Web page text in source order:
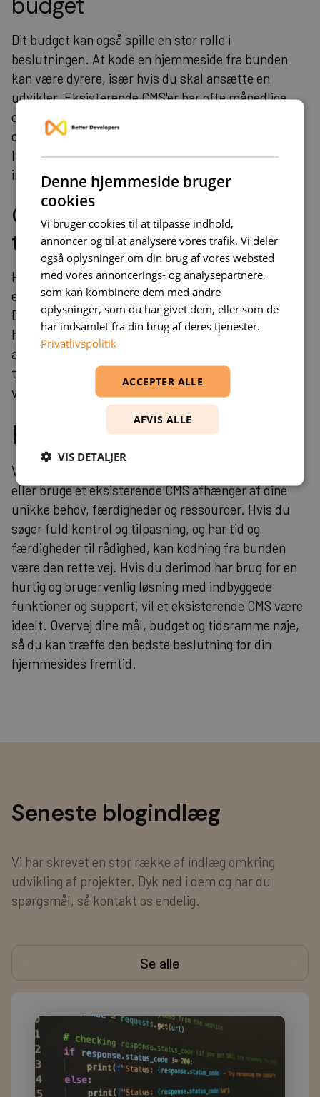
Dit budget kan også spille en stor rolle i
beslutningen. At kode en hjemmeside fra bunden
kan være dyrere, især hvis du skal ansætte en
udvikler. Eksisterende CMS'er har ofte månedlige
eller årlige gebyrer, men kan være mere
omkostningseffektive på kort sigt. Overvej dine
langsigtede behov og hvor meget du er villig til at
investere.
Overvejelser baseret på
tidsramme
Hvis du har brug for en hjemmeside hurtigt, er et
eksisterende CMS sandsynligvis den bedste løsning.
Disse værktøjer gør det muligt at opsætte en
hjemmeside på få timer eller dage. Hvis du har tid til
at investere i processen og ønsker en unik og fuldt
tilpasset hjemmeside, kan kodning fra bunden være
værd at overveje.
Konklusion
Valget mellem at kode en hjemmeside fra bunden
eller bruge et eksisterende CMS afhænger af dine
unikke behov, færdigheder og ressourcer. Hvis du
søger fuld kontrol og tilpasning, og har tid og
færdigheder til rådighed, kan kodning fra bunden
være den rette vej. Hvis du derimod har brug for en
hurtig og brugervenlig løsning med indbyggede
funktioner og support, vil et eksisterende CMS være
ideelt. Overvej dine mål, budget og tidsramme nøje,
så du kan træffe den bedste beslutning for din
hjemmesides fremtid.
Seneste blogindlæg
Vi har skrevet en stor række af indlæg omkring
udvikling af projekter. Dyk ned i dem og har du
spørgsmål, så kontakt os endelig.
Se alle
Denne hjemmeside bruger
cookies
Vi bruger cookies til at tilpasse indhold,
annoncer og til at analysere vores trafik. Vi deler
også oplysninger om din brug af vores websted
med vores annoncerings- og analysepartnere,
som kan kombinere dem med andre
oplysninger, som du har givet dem, eller som de
har indsamlet fra din brug af deres tjenester.
Privatlivspolitik
ACCEPTER ALLE
AFVIS ALLE
VIS DETALJER